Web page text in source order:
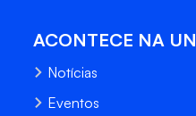
ACONTECE NA
Notícias
Eventos